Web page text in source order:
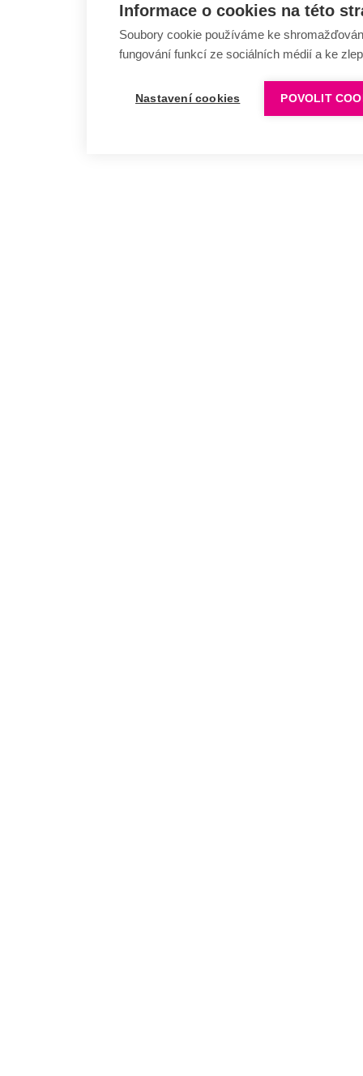
Informace o cookies na této
Soubory cookie používáme ke
fungování funkcí ze sociálních médií a ke
Nastavení cookies POVOLIT